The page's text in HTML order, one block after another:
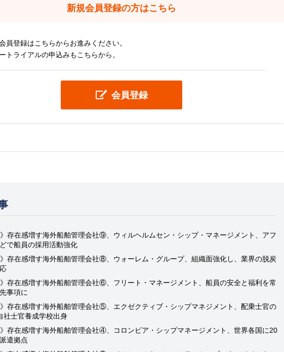
新規会員登録の方はこちら
員登録はこちらからお進みください。
トライアルの申込みもこちらから。
会員登録
》存在感増す海外船舶管理会社⑨、ウィルヘルムセン・シップ・マネージメント、アフ
で船員の採用活動強化
》存在感増す海外船舶管理会社⑧、ウォーレム・グループ、組織面強化し、業界の脱炭
》存在感増す海外船舶管理会社⑥、フリート・マネージメント、船員の安全と福利を常
事項に
》存在感増す海外船舶管理会社⑤、エクゼクティブ・シップマネジメント、配乗士官の
社士官養成学校出身
》存在感増す海外船舶管理会社④、コロンビア・シップマネージメント、世界各国に20
遣拠点